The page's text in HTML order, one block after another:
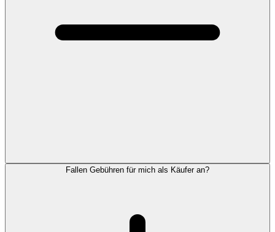
Fallen Gebühren für mich als Käufer an?